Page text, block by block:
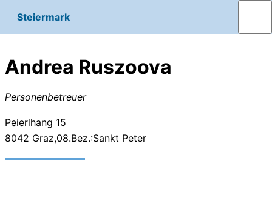
Steiermark
Andrea Ruszoova
Personenbetreuer
Peierlhang 15
8042 Graz,08.Bez.:Sankt Peter